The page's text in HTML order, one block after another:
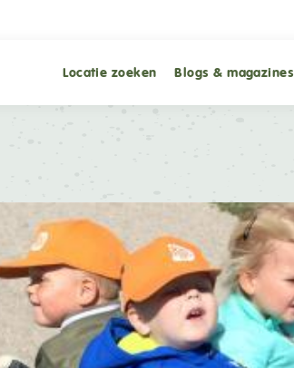
Locatie zoeken Blogs & magazines